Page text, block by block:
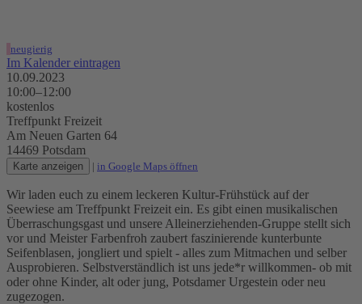
neugierig
Im Kalender eintragen
10.09.2023
10:00–12:00
kostenlos
Treffpunkt Freizeit
Am Neuen Garten 64
14469 Potsdam
Karte anzeigen | in Google Maps öffnen
Wir laden euch zu einem leckeren Kultur-Frühstück auf der
Seewiese am Treffpunkt Freizeit ein. Es gibt einen musikalischen
Überraschungsgast und unsere Alleinerziehenden-Gruppe stellt sich
vor und Meister Farbenfroh zaubert faszinierende kunterbunte
Seifenblasen, jongliert und spielt - alles zum Mitmachen und selber
Ausprobieren. Selbstverständlich ist uns jede*r willkommen- ob mit
oder ohne Kinder, alt oder jung, Potsdamer Urgestein oder neu
zugezogen.